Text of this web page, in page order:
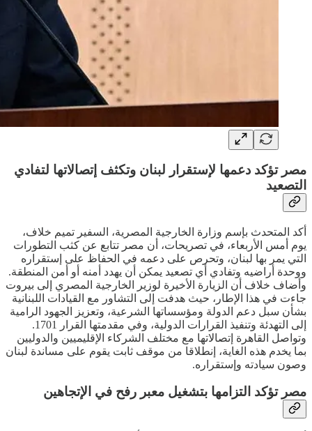
مصر تؤكد دعمها لإستقرار لبنان وتكثف إتصالاتها لتفادي
التصعيد
أكد المتحدث بإسم وزارة الخارجية المصرية، السفير تميم خلاف،
يوم أمس الأربعاء، في تصريحات، أن مصر تتابع عن كثب التطورات
التي يمر بها لبنان، وتحرص على دعمه في الحفاظ على إستقراره
ووحدة أراضيه وتفادي أي تصعيد يمكن أن يهدد أمنه أو أمن المنطقة.
وأضاف خلاف أن الزيارة الأخيرة لوزير الخارجية المصري إلى بيروت
جاءت في هذا الإطار، حيث هدفت إلى التشاور مع القيادات اللبنانية
بشأن سبل دعم الدولة ومؤسساتها الشرعية، وتعزيز الجهود الرامية
إلى التهدئة وتنفيذ القرارات الدولية، وفي مقدمتها القرار 1701.
وتواصل القاهرة إتصالاتها مع مختلف الشركاء الإقليميين والدوليين
بما يخدم هذه الغاية، إنطلاقا من موقف ثابت يقوم على مساندة لبنان
وصون سيادته وإستقراره.
مصر تؤكد التزامها بتشغيل معبر رفح في الإتجاهين